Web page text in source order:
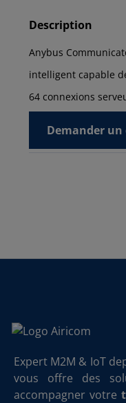
Description
Anybus
intelligent capable
64 connexions
Demander un
Expert M2M & IoT
vous offre des
accompagner votre